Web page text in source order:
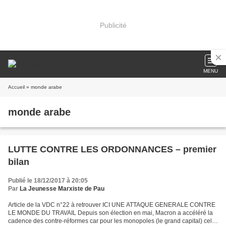
Publicité
MENU
Accueil » monde arabe
monde arabe
LUTTE CONTRE LES ORDONNANCES – premier
bilan
Publié le 18/12/2017 à 20:05
Par La Jeunesse Marxiste de Pau
Article de la VDC n°22 à retrouver ICI UNE ATTAQUE GENERALE CONTRE
LE MONDE DU TRAVAIL Depuis son élection en mai, Macron a accéléré la
cadence des contre-réformes car pour les monopoles (le grand capital) cela